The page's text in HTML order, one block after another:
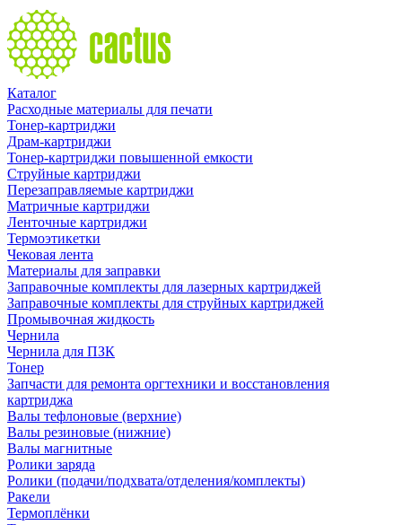
Каталог
Расходные материалы для печати
Тонер-картриджи
Драм-картриджи
Тонер-картриджи повышенной емкости
Струйные картриджи
Перезаправляемые картриджи
Матричные картриджи
Ленточные картриджи
Термоэтикетки
Чековая лента
Материалы для заправки
Заправочные комплекты для лазерных картриджей
Заправочные комплекты для струйных картриджей
Промывочная жидкость
Чернила
Чернила для ПЗК
Тонер
Запчасти для ремонта оргтехники и восстановления
картриджа
Валы тефлоновые (верхние)
Валы резиновые (нижние)
Валы магнитные
Ролики заряда
Ролики (подачи/подхвата/отделения/комплекты)
Ракели
Термоплёнки